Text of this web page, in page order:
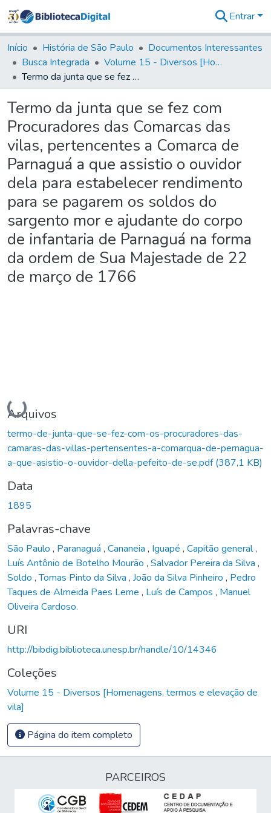
&
Coleções
Tudo na
Biblioteca
Estatísticas
Entrar
Início História de São Paulo
Documentos Interessantes
Busca Integrada
Volume 15 - Diversos [Homenagens, termos e elevação de vila]
Termo da junta que se fez com Procuradores das Comarcas das vilas, pertencentes a Comarca de Parnaguá a que assistio o ouvidor dela para estabelecer rendimento para se pagarem os soldos do sargento mor e ajudante do corpo de infantaria de Parnaguá na forma da ordem de Sua Majestade de 22 de março de 1766
Termo da junta que se fez com
Procuradores das Comarcas das
vilas, pertencentes a Comarca de
Parnaguá a que assistio o ouvidor
dela para estabelecer rendimento
para se pagarem os soldos do
sargento mor e ajudante do corpo
de infantaria de Parnaguá na forma
da ordem de Sua Majestade de 22
de março de 1766
Carregando...
Arquivos
termo-de-junta-que-se-fez-com-os-procuradores-das-
camaras-das-villas-pertensentes-a-comarqua-de-pernagua-
a-que-asistio-o-ouvidor-della-pefeito-de-se.pdf(387,1 KB)
Data
1895
Palavras-chave
São Paulo , Paranaguá , Cananeia , Iguapé , Capitão general,
Luís Antônio de Botelho Mourão , Salvador Pereira da Silva ,
Soldo ,Tomas Pinto da Silva , João da Silva Pinheiro , Pedro
Taques de Almeida Paes Leme , Luís de Campos , Manuel
Oliveira Cardoso.
URI
http://bibdig.biblioteca.unesp.br/handle/10/14346
Coleções
Volume 15 - Diversos [Homenagens, termos e elevação de
vila]
Página do item completo
PARCEIROS